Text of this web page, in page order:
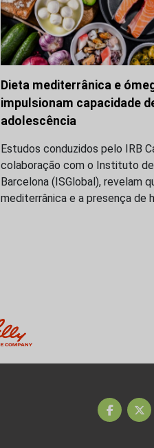
Dieta mediterrânica e
impulsionam capacidade
adolescência
Estudos conduzidos pelo IRB
colaboração com o Instituto de
Barcelona (ISGlobal), revelam
mediterrânica e a presença de